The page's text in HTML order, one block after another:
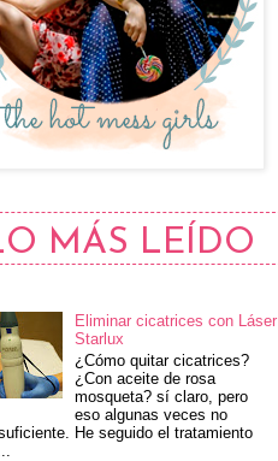
MÁS LEÍDO
Eliminar cicatrices con Láser
Starlux
¿Cómo quitar cicatrices?
¿Con aceite de rosa
mosqueta? sí claro, pero
eso algunas veces no
He seguido el tratamiento